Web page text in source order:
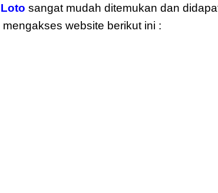
sangat mudah ditemukan dan
website berikut ini :